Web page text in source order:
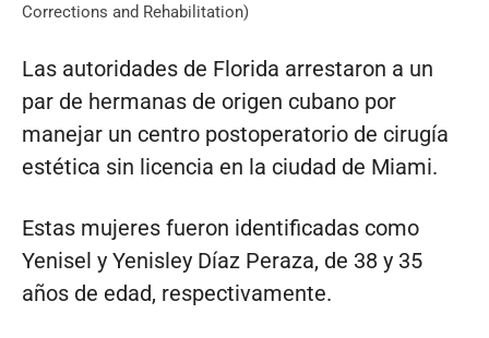
Corrections and Rehabilitation)
Las autoridades de Florida arrestaron a un
par de hermanas de origen cubano por
manejar un centro postoperatorio de cirugía
estética sin licencia en la ciudad de Miami.
Estas mujeres fueron identificadas como
Yenisel y Yenisley Díaz Peraza, de 38 y 35
años de edad, respectivamente.